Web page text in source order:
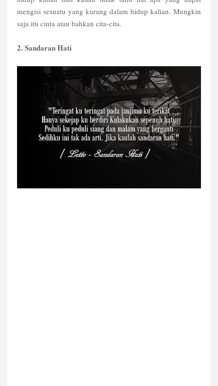
mengisi sesuatu yang kurang dalam hidup kalian. Mungkin
saja itu cinta atau bahkan cita-cita.
2. Sandaran Hati